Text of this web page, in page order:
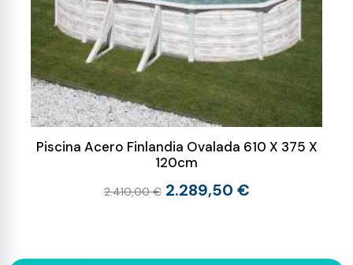
Piscina Acero Finlandia Ovalada 610 X 375 X
120cm
2.410,00 € 2.289,50 €